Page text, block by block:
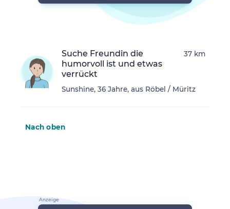
Suche Freundin die
humorvoll ist und etwas
verrückt
Sunshine, 36 Jahre, aus Röbel / Müritz
37 km
Nach oben